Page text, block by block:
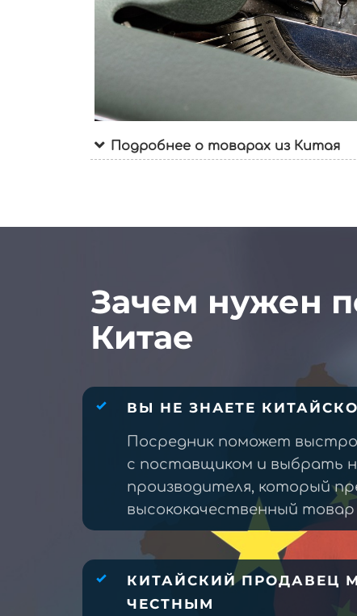
Подробнее о товарах из Китая
Зачем нужен
Китае
ВЫ НЕ ЗНАЕТЕ
Посредник поможет
с поставщиком и выбрать
производителя, который
высококачественный товар
КИТАЙСКИЙ ПРОДАВЕЦ
ЧЕСТНЫМ